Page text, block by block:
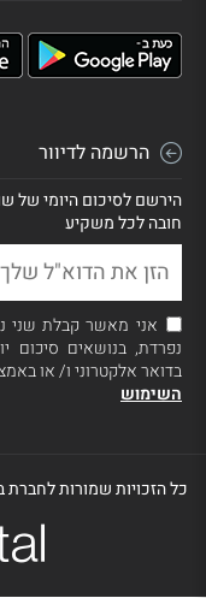
הרשמה לדיוור
הירשם לסיכום היומי של
חובה לכל משקיע
אני מאשר קבלת שני
נפרדת, בנושאים סיכום
בדואר אלקטרוני ו/ או
השימוש
כל הזכויות שמורות